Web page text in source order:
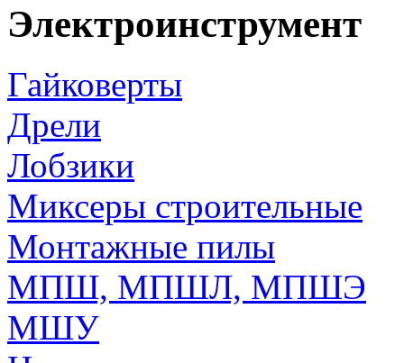
Электроинструмент
Гайковерты
Дрели
Лобзики
Миксеры строительные
Монтажные пилы
МПШ, МПШЛ, МПШЭ
МШУ